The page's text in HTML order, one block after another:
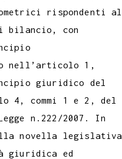
rispondenti al
bilancio, con
nell’articolo 1,
giuridico del
4, commi 1 e 2, del
n.222/2007. In
novella legislativa
giuridica ed